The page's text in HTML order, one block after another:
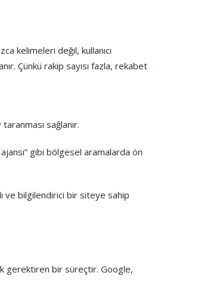
kelimeleri değil, kullanıcı
Çünkü rakip sayısı fazla, rekabet
sağlanır.
ajansı” gibi bölgesel aramalarda ön
ve bilgilendirici bir siteye sahip
gerektiren bir süreçtir. Google,